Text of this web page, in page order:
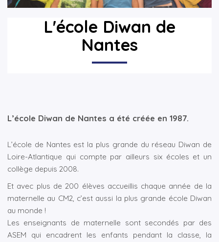
L'école Diwan de
Nantes
L’école Diwan de Nantes a été créée en 1987.
L’école de Nantes est la plus grande du réseau Diwan de
Loire-Atlantique qui compte par ailleurs six écoles et un
collège depuis 2008.
Et avec plus de 200 élèves accueillis chaque année de la
maternelle au CM2, c’est aussi la plus grande école Diwan
au monde !
Les enseignants de maternelle sont secondés par des
ASEM qui encadrent les enfants pendant la classe, la